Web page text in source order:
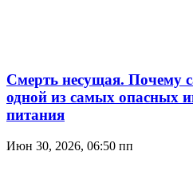
Смерть несущая. Почему
одной из самых опасных
питания
Июн 30, 2026, 06:50 пп